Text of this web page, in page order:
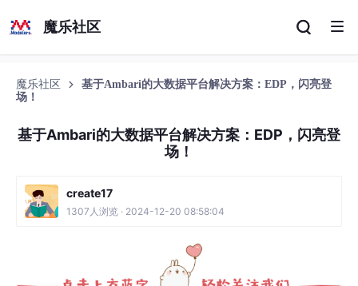
魔乐社区
魔乐社区
基于Ambari的大数据平台解决方案：EDP，闪亮登
场！
基于Ambari的大数据平台解决方案：EDP，闪亮登
场！
create17
1307人浏览 · 2024-12-20 08:58:04